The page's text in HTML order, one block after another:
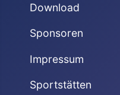
Download
Sponsoren
Impressum
Sportstätten